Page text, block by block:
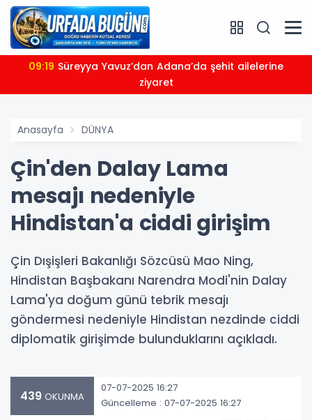
09:19
ziyaret
Anasayfa DÜNYA
Çin'den Dalay Lama
mesajı nedeniyle
Hindistan'a ciddi girişim
Çin Dışişleri Bakanlığı Sözcüsü Mao Ning,
Hindistan Başbakanı Narendra Modi'nin Dalay
Lama'ya doğum günü tebrik mesajı
göndermesi nedeniyle Hindistan nezdinde ciddi
diplomatik girişimde bulunduklarını açıkladı.
439 OKUNMA
07-07-2025 16:27
Güncelleme : 07-07-2025 16:27